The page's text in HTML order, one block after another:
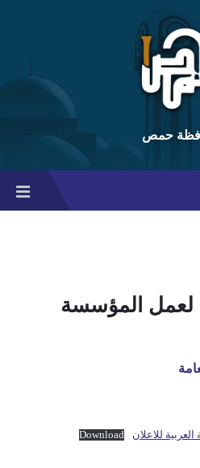
حمص
لعمل المؤسسة
للاعلان Download